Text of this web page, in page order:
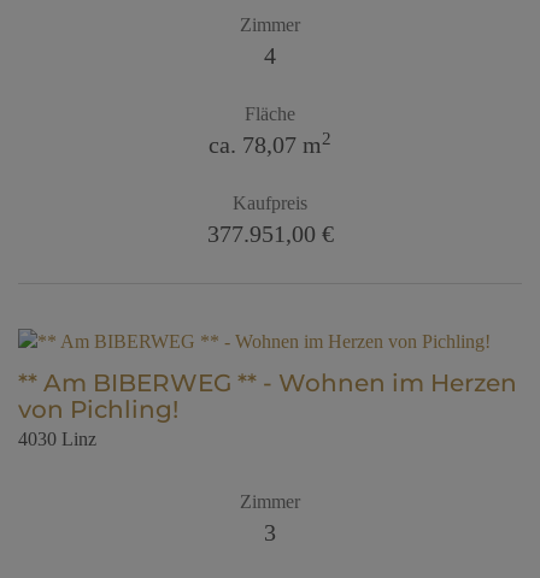
Zimmer
4
Fläche
ca. 78,07 m2
Kaufpreis
377.951,00 €
** Am BIBERWEG ** - Wohnen im Herzen
von Pichling!
4030 Linz
Zimmer
3